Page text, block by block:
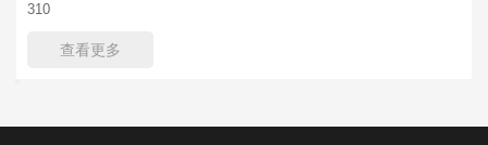
310
查看更多